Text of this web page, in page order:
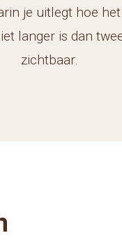
je uitlegt hoe
langer is dan
zichtbaar.